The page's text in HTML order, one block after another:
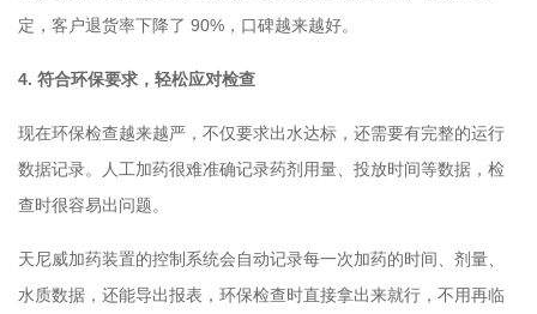
定，客户退货率下降了 90%，口碑越来越好。
4. 符合环保要求，轻松应对检查
现在环保检查越来越严，不仅要求出水达标，还需要有完整的运行
数据记录。人工加药很难准确记录药剂用量、投放时间等数据，检
查时很容易出问题。
天尼威加药装置的控制系统会自动记录每一次加药的时间、剂量、
水质数据，还能导出报表，环保检查时直接拿出来就行，不用再临